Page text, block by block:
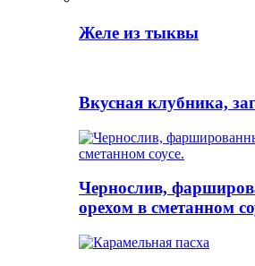
Желе из тыквы
Вкусная клубника,
Чернослив,
орехом в сметанном